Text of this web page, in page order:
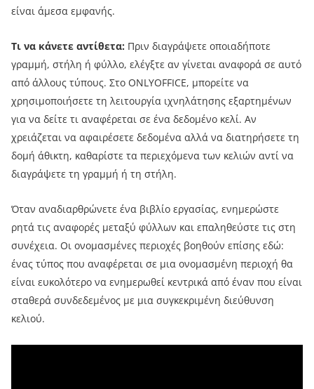
είναι άμεσα εμφανής.
Τι να κάνετε αντίθετα: Πριν διαγράψετε οποιαδήποτε
γραμμή, στήλη ή φύλλο, ελέγξτε αν γίνεται αναφορά σε αυτό
από άλλους τύπους. Στο ONLYOFFICE, μπορείτε να
χρησιμοποιήσετε τη λειτουργία ιχνηλάτησης εξαρτημένων
για να δείτε τι αναφέρεται σε ένα δεδομένο κελί. Αν
χρειάζεται να αφαιρέσετε δεδομένα αλλά να διατηρήσετε τη
δομή άθικτη, καθαρίστε τα περιεχόμενα των κελιών αντί να
διαγράψετε τη γραμμή ή τη στήλη.
Όταν αναδιαρθρώνετε ένα βιβλίο εργασίας, ενημερώστε
ρητά τις αναφορές μεταξύ φύλλων και επαληθεύστε τις στη
συνέχεια. Οι ονομασμένες περιοχές βοηθούν επίσης εδώ:
ένας τύπος που αναφέρεται σε μια ονομασμένη περιοχή θα
είναι ευκολότερο να ενημερωθεί κεντρικά από έναν που είναι
σταθερά συνδεδεμένος με μια συγκεκριμένη διεύθυνση
κελιού.